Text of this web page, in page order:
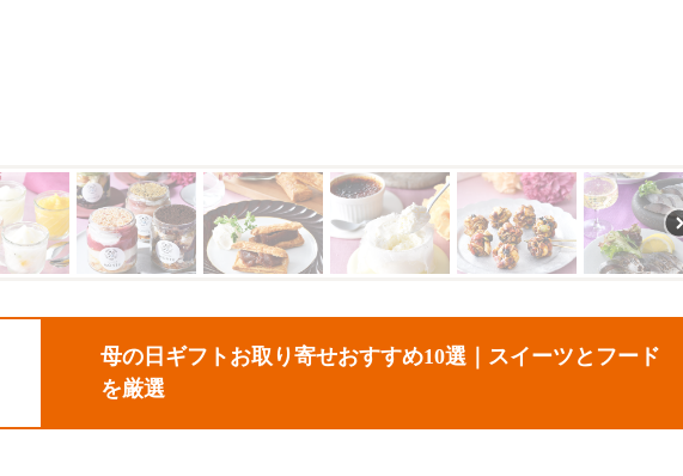
母の日ギフトお取り寄せおすすめ10選｜スイーツとフード
を厳選